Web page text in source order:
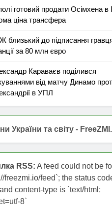
готовий продати Осімхена
ціна трансфера
близький до підписання гравця
за 80 млн євро
Караваєв поділився
від матчу Динамо
в УПЛ
України та світу -
RSS: A feed could not be
freezmi.io/feed`; the status
content-type is `text/html;
8`